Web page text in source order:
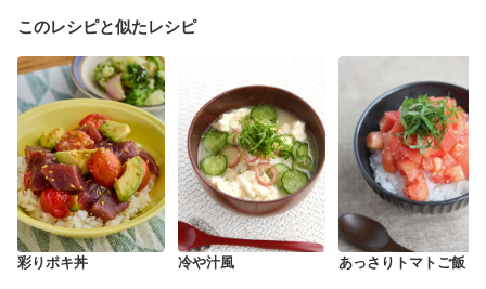
このレシピと似たレシピ
彩りポキ丼 冷や汁風 あっさりトマトご飯